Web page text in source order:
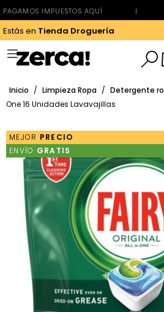
PAGAMOS IMPUESTOS AQUÍ |
Estás en Tienda Droguería
Inicio / Limpieza Ropa / Detergente
One 16 Unidades Lavavajillas
MEJOR PRECIO
ENVÍO GRATIS